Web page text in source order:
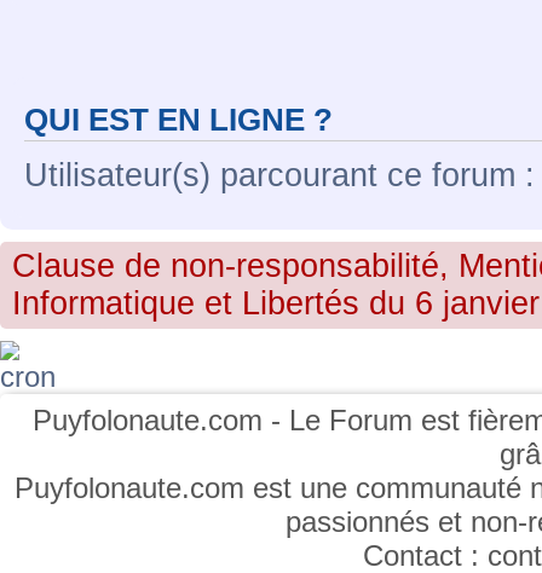
QUI EST EN LIGNE ?
Utilisateur(s) parcourant ce forum
Clause de non-responsabilité,
Informatique et Libertés du 6
Puyfolonaute.com - Le Forum est
Puyfolonaute.com est une communauté
passionnés et
Contact :